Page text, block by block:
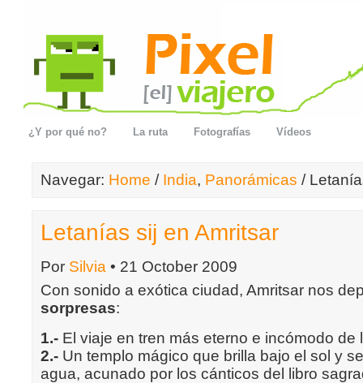
¿Y por qué no? La ruta Fotografías Vídeos
Navegar: Home / India, Panorámicas /
Letanías sij en Amritsar
Por Silvia • 21 October 2009
Con sonido a exótica ciudad, Amritsar nos
sorpresas:
1.- El viaje en tren más eterno e incómodo de
2.- Un templo mágico que brilla bajo el sol y
agua, acunado por los cánticos del libro